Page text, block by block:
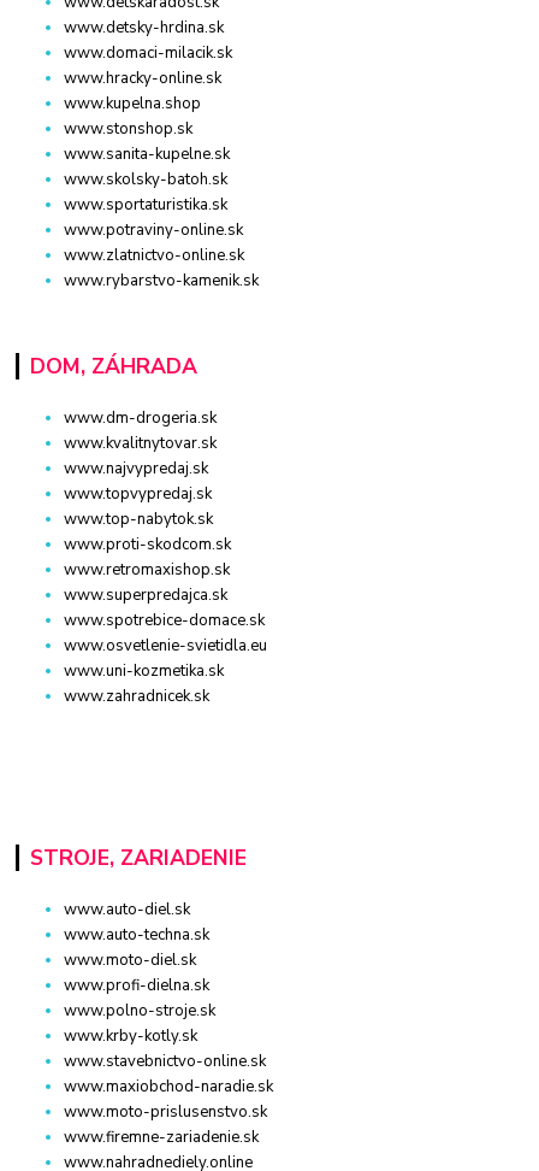
www.detsky-hrdina.sk
www.domaci-milacik.sk
www.hracky-online.sk
www.kupelna.shop
www.stonshop.sk
www.sanita-kupelne.sk
www.skolsky-batoh.sk
www.sportaturistika.sk
www.potraviny-online.sk
www.zlatnictvo-online.sk
www.rybarstvo-kamenik.sk
DOM, ZÁHRADA
www.dm-drogeria.sk
www.kvalitnytovar.sk
www.najvypredaj.sk
www.topvypredaj.sk
www.top-nabytok.sk
www.proti-skodcom.sk
www.retromaxishop.sk
www.superpredajca.sk
www.spotrebice-domace.sk
www.osvetlenie-svietidla.eu
www.uni-kozmetika.sk
www.zahradnicek.sk
STROJE, ZARIADENIE
www.auto-diel.sk
www.auto-techna.sk
www.moto-diel.sk
www.profi-dielna.sk
www.polno-stroje.sk
www.krby-kotly.sk
www.stavebnictvo-online.sk
www.maxiobchod-naradie.sk
www.moto-prislusenstvo.sk
www.firemne-zariadenie.sk
www.nahradnediely.online